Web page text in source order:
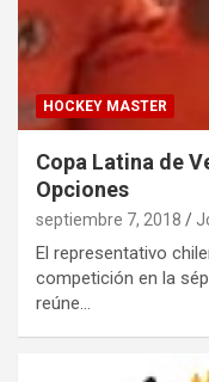
HOCKEY MASTER
Copa Latina de
Opciones
septiembre 7, 2018
El representativo
competición en la
reúne…